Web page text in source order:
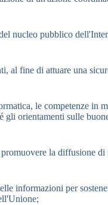
nucleo pubblico
al fine di attuare una
le competenze in
orientamenti sulle
la diffusione di
informazioni per